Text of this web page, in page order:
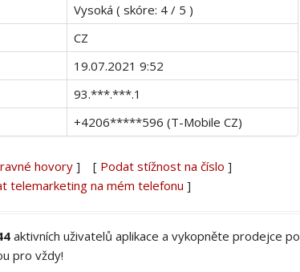
Vysoká ( skóre: 4 / 5 )
CZ
19.07.2021 9:52
93.***.***.1
+4206*****596 (T-Mobile CZ)
hovory] [ Podat stížnost na číslo ]
telemarketing na mém telefonu ]
aktivních uživatelů aplikace a vykopněte prodejce po
pro vždy!